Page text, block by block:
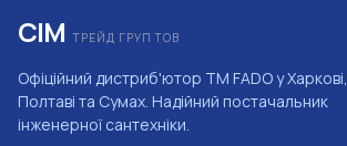
СІМ ТРЕЙД ГРУП ТОВ
Офіційний дистриб'ютор ТМ FADO у Харкові,
Полтаві та Сумах. Надійний постачальник
інженерної сантехніки.